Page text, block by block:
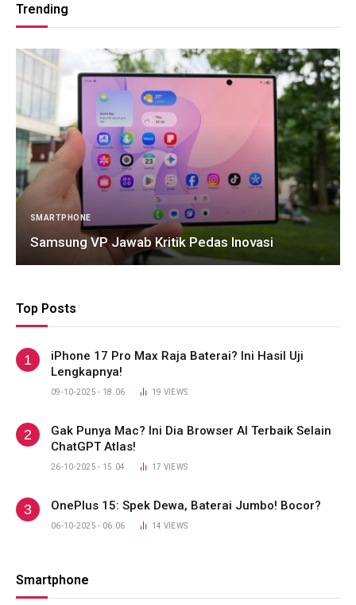
Trending
SMARTPHONE
Samsung VP Jawab Kritik Pedas Inovasi
Top Posts
iPhone 17 Pro Max Raja Baterai? Ini Hasil Uji
Lengkapnya!
09-10-2025 - 18.06 19 VIEWS
Gak Punya Mac? Ini Dia Browser AI Terbaik Selain
ChatGPT Atlas!
26-10-2025 - 15.04 17 VIEWS
OnePlus 15: Spek Dewa, Baterai Jumbo! Bocor?
06-10-2025 - 06.06 14 VIEWS
Smartphone